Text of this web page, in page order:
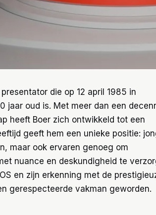
die op 12 april 1985 in
jaar oud is. Met meer dan een
heeft Boer zich ontwikkeld tot een
geeft hem een unieke positie:
maar ook ervaren genoeg om
nuance en deskundigheid te
en zijn erkenning met de
gerespecteerde vakman geworden.